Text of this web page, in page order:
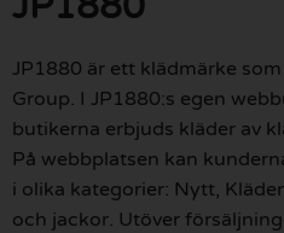
JP1880 är ett klädmärke
Group. I JP1880:s egen
butikerna erbjuds kläder av
På webbplatsen kan
i olika kategorier: Nytt,
och jackor. Utöver